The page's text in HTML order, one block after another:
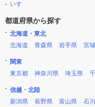
いすゞ
都道府県から探す
北海道・東北
北海道
青森県 岩手県 宮
関東
東京都
神奈川県 埼玉県
信越・北陸
新潟県
長野県 富山県 石